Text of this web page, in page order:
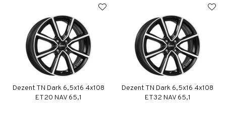
Dezent TN Dark 6,5x16 4x108
ET20 NAV 65,1
Dezent TN Dark 6,5x16 4x108
ET32 NAV 65,1